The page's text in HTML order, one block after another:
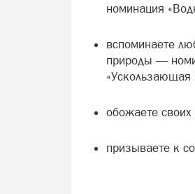
номинация
вспоминаете
природы —
«Ускользающая
обожаете
призываете к